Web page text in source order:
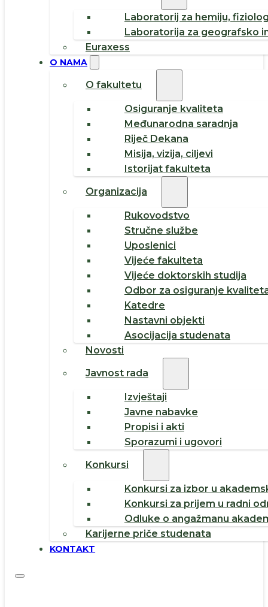
Laboratorij za hemiju,
Laboratorija za geografsko
Euraxess
O NAMA
O fakultetu
Osiguranje kvaliteta
Međunarodna saradnja
Riječ Dekana
Misija, vizija, ciljevi
Istorijat fakulteta
Organizacija
Rukovodstvo
Stručne službe
Uposlenici
Vijeće fakulteta
Vijeće doktorskih studija
Odbor za osiguranje
Katedre
Nastavni objekti
Asocijacija studenata
Novosti
Javnost rada
Izvještaji
Javne nabavke
Propisi i akti
Sporazumi i ugovori
Konkursi
Konkursi za izbor u
Konkursi za prijem u radni
Odluke o angažmanu
Karijerne priče studenata
KONTAKT